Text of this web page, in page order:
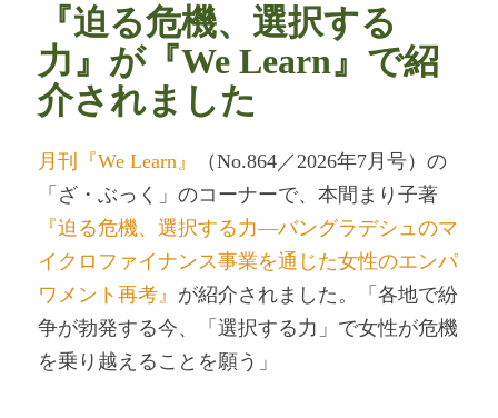
『迫る危機、選択する
力』が『We Learn』で紹
介されました
月刊『We Learn』
（No.864／2026年7月号）の
「ざ・ぶっく」のコーナーで、本間まり子著
『迫る危機、選択する力―バングラデシュのマ
イクロファイナンス事業を通じた女性のエンパ
ワメント再考』 が紹介されました。「各地で紛
争が勃発する今、「選択する力」で女性が危機
を乗り越えることを願う」